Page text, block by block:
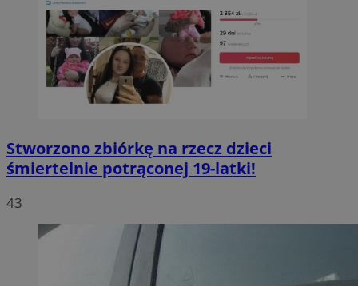
Stworzono zbiórkę na rzecz dzieci
śmiertelnie potrąconej 19-latki!
43